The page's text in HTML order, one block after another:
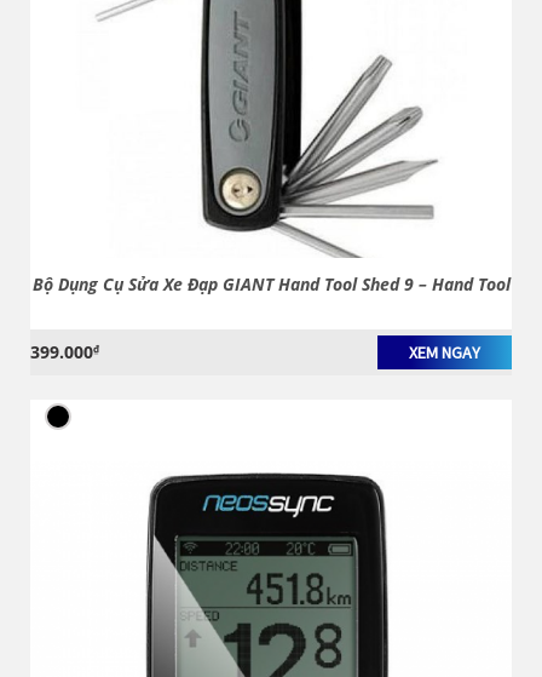
Bộ Dụng Cụ Sửa Xe Đạp GIANT Hand Tool Shed 9 – Hand Tool
399.000₫ XEM NGAY